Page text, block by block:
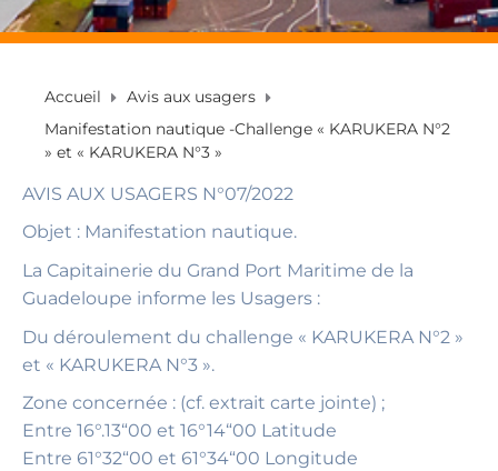
Accueil
Avis aux usagers
Manifestation nautique -Challenge « KARUKERA N°2
» et « KARUKERA N°3 »
AVIS AUX USAGERS N°07/2022
Objet : Manifestation nautique.
La Capitainerie du Grand Port Maritime de la
Guadeloupe informe les Usagers :
Du déroulement du challenge « KARUKERA N°2 »
et « KARUKERA N°3 ».
Zone concernée : (cf. extrait carte jointe) ;
Entre 16°.13“00 et 16°14“00 Latitude
Entre 61°32“00 et 61°34“00 Longitude